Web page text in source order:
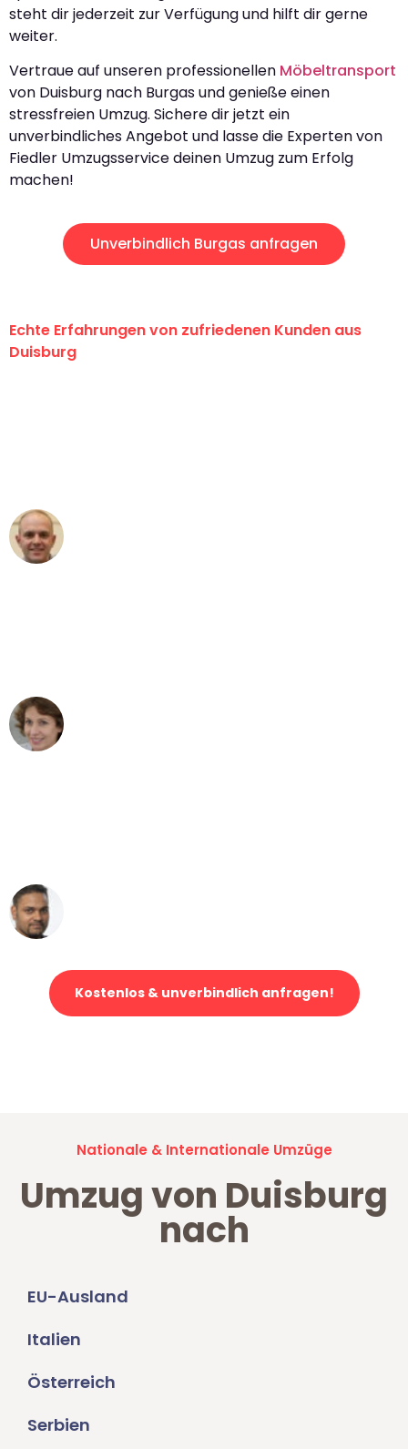
steht dir jederzeit zur Verfügung und hilft dir gerne
weiter.
Vertraue auf unseren professionellen Möbeltransport
von Duisburg nach Burgas und genieße einen
stressfreien Umzug. Sichere dir jetzt ein
unverbindliches Angebot und lasse die Experten von
Fiedler Umzugsservice deinen Umzug zum Erfolg
machen!
Unverbindlich Burgas anfragen
Echte Erfahrungen von zufriedenen Kunden aus
Duisburg
Kostenlos & unverbindlich anfragen!
Nationale & Internationale Umzüge
Umzug von Duisburg
nach
EU-Ausland
Italien
Österreich
Serbien